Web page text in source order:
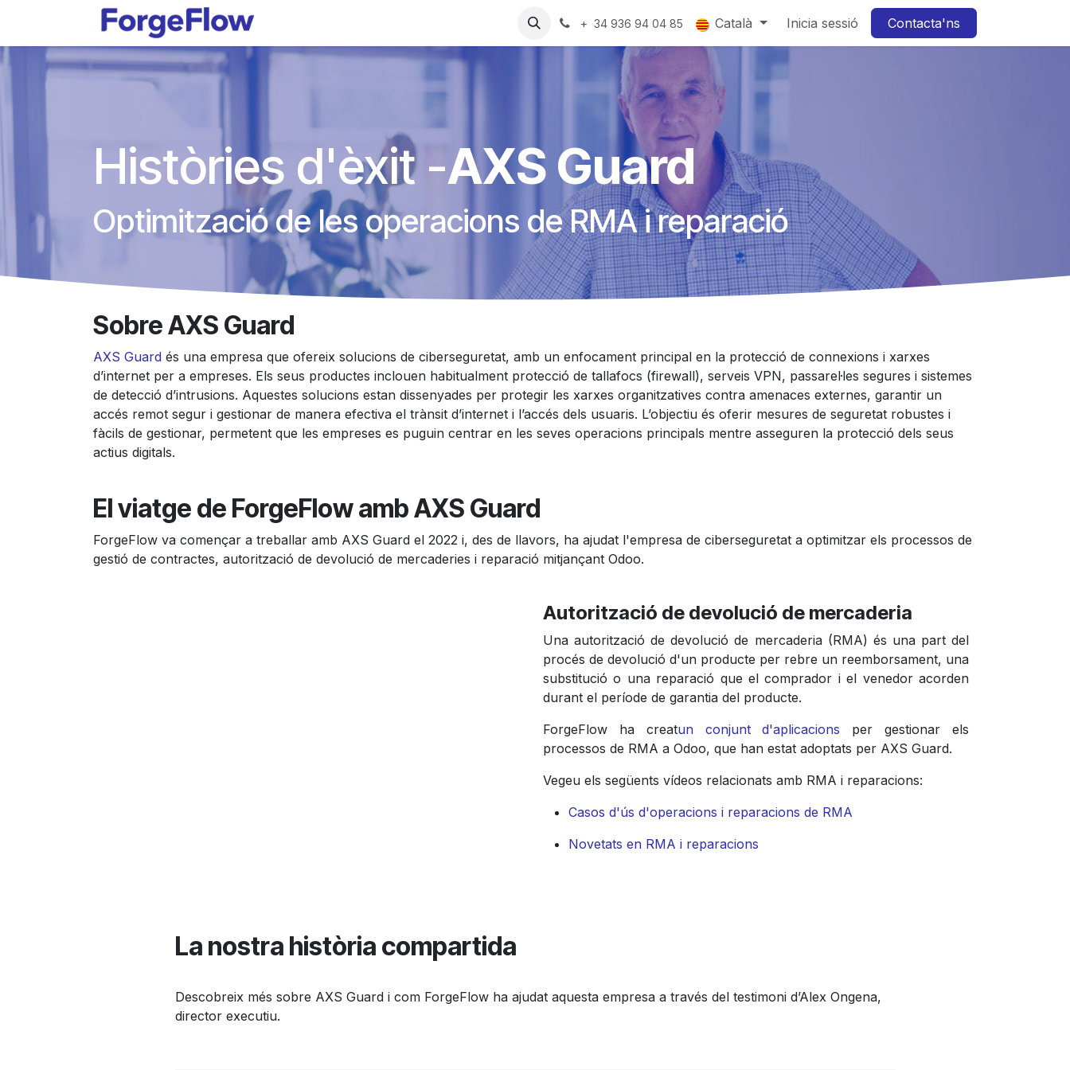
Treballa amb nosaltres+ 34 936 94 04 85 Català Inicia sessió Contacta'ns
Històries d'èxit -AXS Guard
Optimització de les operacions de RMA i reparació
Sobre AXS Guard
AXS Guard és una empresa que ofereix solucions de ciberseguretat, amb un enfocament principal en la protecció de connexions i xarxes
d’internet per a empreses. Els seus productes inclouen habitualment protecció de tallafocs (firewall), serveis VPN, passarel·les segures i sistemes
de detecció d’intrusions. Aquestes solucions estan dissenyades per protegir les xarxes organitzatives contra amenaces externes, garantir un
accés remot segur i gestionar de manera efectiva el trànsit d’internet i l’accés dels usuaris. L’objectiu és oferir mesures de seguretat robustes i
fàcils de gestionar, permetent que les empreses es puguin centrar en les seves operacions principals mentre asseguren la protecció dels seus
actius digitals.
El viatge de ForgeFlow amb AXS Guard
ForgeFlow va començar a treballar amb AXS Guard el 2022 i, des de llavors, ha ajudat l'empresa de ciberseguretat a optimitzar els processos de
gestió de contractes, autorització de devolució de mercaderies i reparació mitjançant Odoo.
Autorització de devolució de mercaderia
Una autorització de devolució de mercaderia (RMA) és una part del
procés de devolució d'un producte per rebre un reemborsament, una
substitució o una reparació que el comprador i el venedor acorden
durant el període de garantia del producte.
ForgeFlow ha creatun conjunt d'aplicacions per gestionar els
processos de RMA a Odoo, que han estat adoptats per AXS Guard.
Vegeu els següents vídeos relacionats amb RMA i reparacions:
Casos d'ús d'operacions i reparacions de RMA
Novetats en RMA i reparacions
La nostra història compartida
Descobreix més sobre AXS Guard i com ForgeFlow ha ajudat aquesta empresa a través del testimoni d’Alex Ongena,
director executiu.